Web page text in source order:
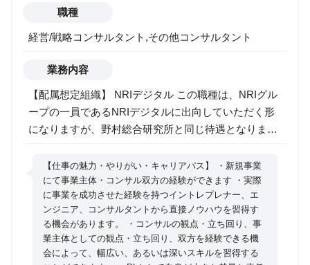
析による効果測定と改善提案 各種SaaS／
PaaS（Shopify, KARTE, HubSpot, New Relic,
・D2C・EC事業支援 D2C（消費者直接取引）ビジ
トフォーム（Shopifyなど）の導入から運用まで支援
・ツール・プラットフォーム構築 マーケティングオ
ートメーションやCRM（HubSpot等）の設計・運用サ
「KARTE」連携によるパーソナライズ施策 具体的に
は以下のような業務を想定しています。 ●顧客内外の
深い理解に基づく課題設定 積極的な調査・関係者ヒア
リング、IT・データの裏取り ●課題を解く具体的な事
業/サービスの発想・企画 発想のヒントになりうる情
報の継続的収集・整理・議論 ●事業/サービスを具現化
職種
経営/戦略コンサルタント,その他コンサルタント
業務内容
【配属想定組織】 NRIデジタル この職種は、NRIグル
ープの一員であるNRIデジタルに出向していただく形
になりますが、野村総合研究所と同じ待遇となりま
ループのデジタルビジネス専門会社です。 デジタル分
野におけるコンサルティングとソリューションそれぞ
れの専門家が顧客企業と併走し、デジタル化戦略の構
想立案から、 先端ITソリューションの選定・構築、事
業の実行支援、プロジェクト全体の検証・改善に至る
まで支援しています。 【組織の概要】 ・競争軸を変
【仕事の魅力・やりがい・キャリアパス】 ・新規事業
にて事業主体・コンサル双方の経験ができます ・実際
に事業を成功させた経験を持つイントレプレナー、エ
ンジニア、コンサルタントから直接ノウハウを習得す
る機会があります。 ・コンサルの観点・立ち回り、事
業主体としての観点・立ち回り、双方を経験できる機
会によって、幅広い、あるいは深いスキルを習得する